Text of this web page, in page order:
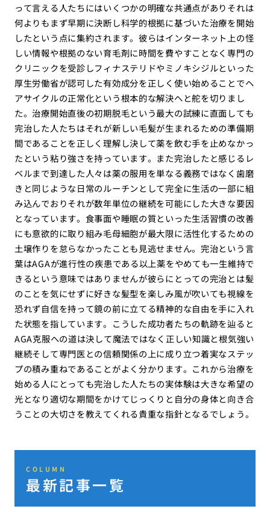
って言える人たちにはいくつかの明確な共通点がありそれは
何よりもまず早期に決断し科学的根拠に基づいた治療を開始
したという点に集約されます。彼らはインターネット上の怪
しい情報や根拠のない育毛剤に時間を費やすことなく専門の
クリニックを受診しフィナステリドやミノキシジルといった
厚生労働省が認可した有効成分を正しく使い始めることでヘ
アサイクルの正常化という根本的な解決へと舵を切りまし
た。治療開始直後の初期脱毛という最大の試練に直面しても
完治した人たちはそれが新しい毛髪が生まれるための準備期
間であることを正しく理解し決して薬を飲む手を止めなかっ
たという粘り強さを持っています。また完治したと感じるレ
ベルまで到達した人々は薬の服用を単なる義務ではなく歯磨
きと同じような日常のルーチンとして完全に生活の一部に組
み込んでおりそれが数年単位の継続を可能にした大きな要因
となっています。食事面や睡眠の質といった生活習慣の改善
にも意欲的に取り組み毛母細胞が最大限に活性化するための
土壌作りを怠らなかったことも見逃せません。完治という言
葉はAGAが進行性の疾患である以上薬をやめても一生維持で
きるという意味ではありませんが彼らにとっての完治とは髪
のことを気にせずに好きな髪型を楽しみ風が吹いても視線を
恐れず自信を持って鏡の前に立てる精神的な自由を手に入れ
た状態を指しています。こうした成功者たちの軌跡を辿ると
AGA克服への道は決して魔法ではなく正しい知識と根気強い
継続そして専門医との信頼関係の上に成り立つ着実なステッ
プの積み重ねであることがよく分かります。これから治療を
始める人にとっても完治した人たちの実体験は大きな希望の
光となり適切な期間をかけてじっくりと自分の身体と向き合
うことの大切さを教えてくれる貴重な指針となるでしょう。
COLUMN
最新記事一覧